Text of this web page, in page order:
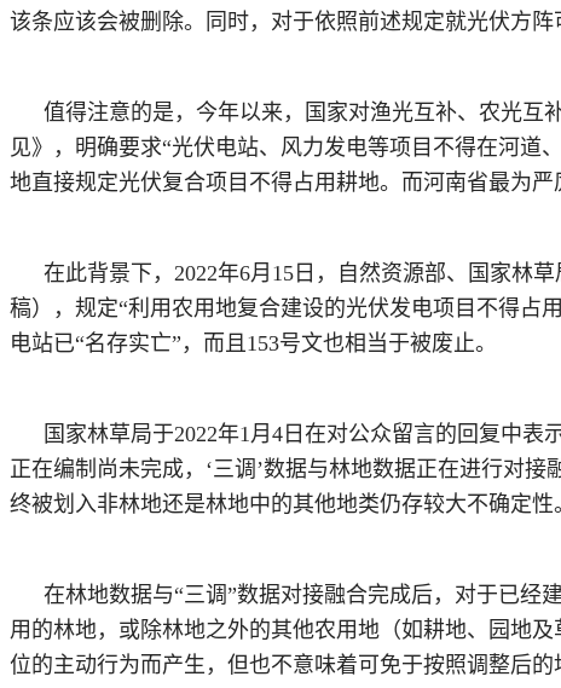
该条应该会被删除。同时，对于依照前述规定就光伏方
值得注意的是，今年以来，国家对渔光互补、农光互
见》，明确要求“光伏电站、风力发电等项目不得在河道
地直接规定光伏复合项目不得占用耕地。而河南省最为
在此背景下， 2022年6月15日，自然资源部、国家林
稿），规定“利用农用地复合建设的光伏发电项目不得占
电站已“名存实亡”，而且153号文也相当于被废止。
国家林草局于2022年1月4日在对公众留言的回复中表
正在编制尚未完成，‘三调’数据与林地数据正在进行对
终被划入非林地还是林地中的其他地类仍存较大不确定性
在林地数据与“三调”数据对接融合完成后，对于已经
用的林地，或除林地之外的其他农用地（如耕地、园地
位的主动行为而产生，但也不意味着可免于按照调整后